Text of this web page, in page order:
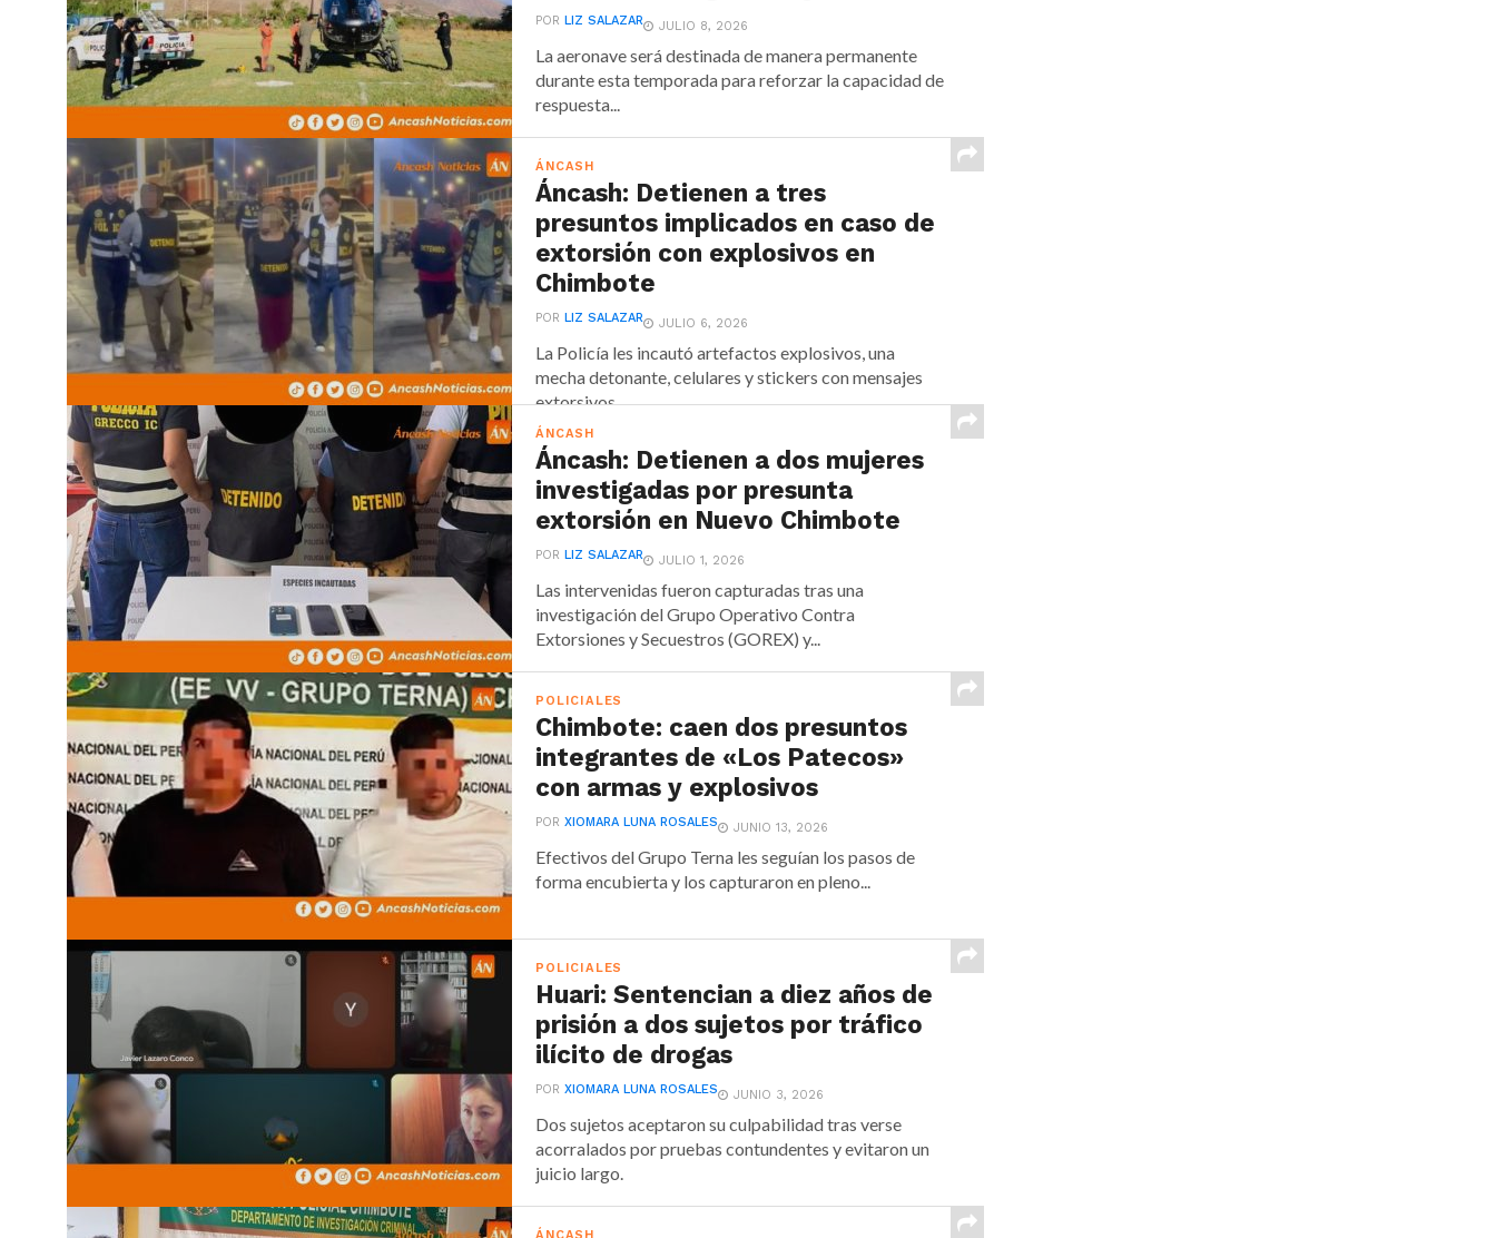
PORLIZ SALAZAR JULIO 8, 2026
La aeronave será destinada de manera permanente
durante esta temporada para reforzar la capacidad de
respuesta...
ÁNCASH
Áncash: Detienen a tres
presuntos implicados en caso de
extorsión con explosivos en
Chimbote
PORLIZ SALAZAR JULIO 6, 2026
La Policía les incautó artefactos explosivos, una
mecha detonante, celulares y stickers con mensajes
extorsivos.
ÁNCASH
Áncash: Detienen a dos mujeres
investigadas por presunta
extorsión en Nuevo Chimbote
PORLIZ SALAZAR JULIO 1, 2026
Las intervenidas fueron capturadas tras una
investigación del Grupo Operativo Contra
Extorsiones y Secuestros (GOREX) y...
POLICIALES
Chimbote: caen dos presuntos
integrantes de «Los Patecos»
con armas y explosivos
PORXIOMARA LUNA ROSALES JUNIO 13, 2026
Efectivos del Grupo Terna les seguían los pasos de
forma encubierta y los capturaron en pleno...
POLICIALES
Huari: Sentencian a diez años de
prisión a dos sujetos por tráfico
ilícito de drogas
PORXIOMARA LUNA ROSALES JUNIO 3, 2026
Dos sujetos aceptaron su culpabilidad tras verse
acorralados por pruebas contundentes y evitaron un
juicio largo.